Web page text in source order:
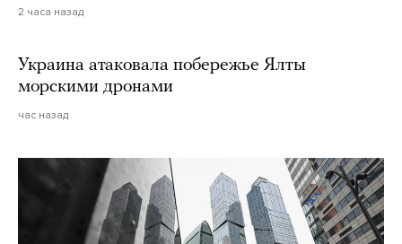
2 часа назад
Украина атаковала побережье Ялты
морскими дронами
час назад